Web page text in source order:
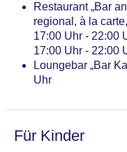
klimatisierte
pro Nutzung ca. 3
Größe des Hotels/
Gebäudeanzahl:
Landeskategorie:
Restaurant „Bar
regional, à la
17:00 Uhr - 22:00
17:00 Uhr - 22:00
Loungebar „Bar
Uhr
Für Kinder